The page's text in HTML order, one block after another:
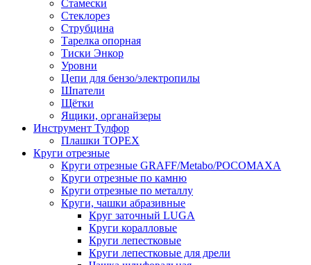
Стамески
Стеклорез
Струбцина
Тарелка опорная
Тиски Энкор
Уровни
Цепи для бензо/электропилы
Шпатели
Щётки
Ящики, органайзеры
Инструмент Тулфор
Плашки ТОРЕХ
Круги отрезные
Круги отрезные GRAFF/Metabo/РОСОМАХА
Круги отрезные по камню
Круги отрезные по металлу
Круги, чашки абразивные
Круг заточный LUGA
Круги коралловые
Круги лепестковые
Круги лепестковые для дрели